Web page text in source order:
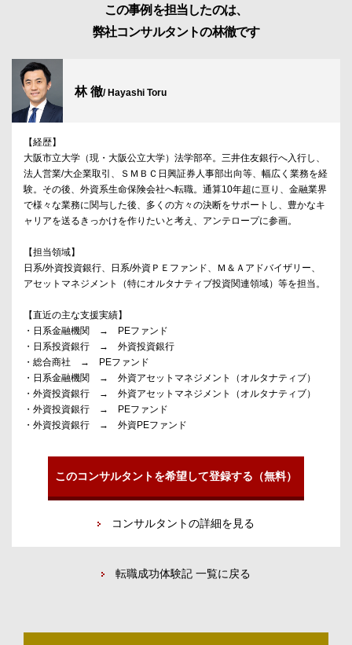
この事例を担当したのは、
弊社コンサルタントの林徹です
林 徹/ Hayashi Toru
【経歴】
大阪市立大学（現・大阪公立大学）法学部卒。三井住友銀行へ入行し、
法人営業/大企業取引、ＳＭＢＣ日興証券人事部出向等、幅広く業務を経
験。その後、外資系生命保険会社へ転職。通算10年超に亘り、金融業界
で様々な業務に関与した後、多くの方々の決断をサポートし、豊かなキ
ャリアを送るきっかけを作りたいと考え、アンテロープに参画。
【担当領域】
日系/外資投資銀行、日系/外資ＰＥファンド、Ｍ＆Ａアドバイザリー、
アセットマネジメント（特にオルタナティブ投資関連領域）等を担当。
【直近の主な支援実績】
・日系金融機関 → PEファンド
・日系投資銀行 → 外資投資銀行
・総合商社 → PEファンド
・日系金融機関 → 外資アセットマネジメント（オルタナティブ）
・外資投資銀行 → 外資アセットマネジメント（オルタナティブ）
・外資投資銀行 → PEファンド
・外資投資銀行 → 外資PEファンド
このコンサルタントを希望して登録する（無料）
コンサルタントの詳細を見る
転職成功体験記 一覧に戻る